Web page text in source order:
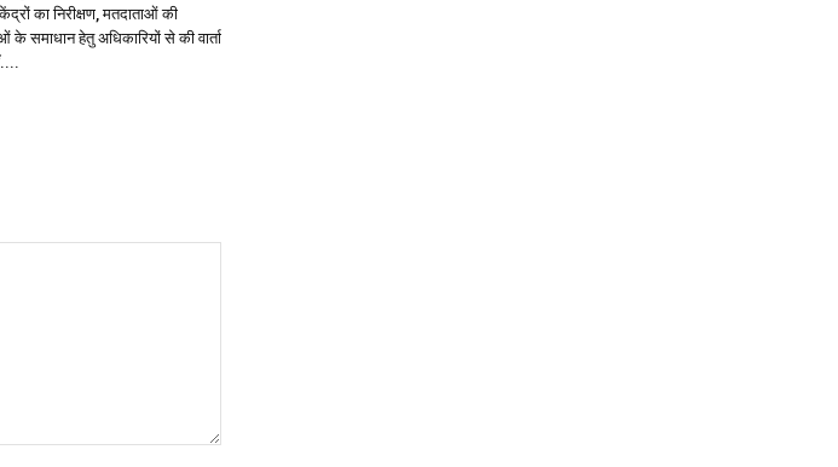
का निरीक्षण, मतदाताओं की
के समाधान हेतु अधिकारियों से की वार्ता